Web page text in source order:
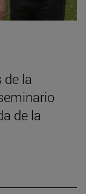
de la
de la